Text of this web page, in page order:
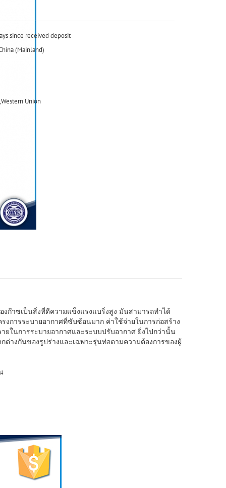
since received deposit
(Mainland)
Union
ก๊าซเป็นสิ่งที่ดีความแข็งแรงแบริ่งสูง มันสามารถทำได้
งการระบายอากาศที่ซับซ้อนมาก ค่าใช้จ่ายในการก่อสร้าง
ในการระบายอากาศและระบบปรับอากาศ ยิ่งไปกว่านั้น
างกันของรูปร่างและเฉพาะรุ่นท่อตามความต้องการของผู้